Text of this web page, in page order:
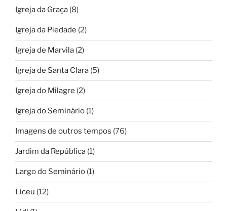
Igreja da Graça (8)
Igreja da Piedade (2)
Igreja de Marvila (2)
Igreja de Santa Clara (5)
Igreja do Milagre (2)
Igreja do Seminário (1)
Imagens de outros tempos (76)
Jardim da República (1)
Largo do Seminário (1)
Liceu (12)